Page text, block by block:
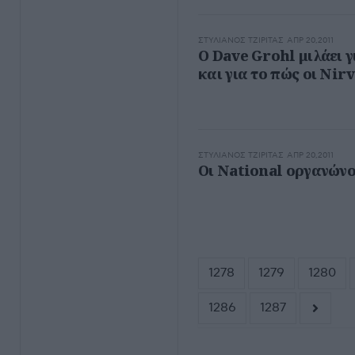
ΣΤΥΛΙΑΝΌΣ ΤΖΙΡΊΤΑΣ ΑΠΡ 20,2011
Ο Dave Grohl μιλάει
και για το πώς οι
ΣΤΥΛΙΑΝΌΣ ΤΖΙΡΊΤΑΣ ΑΠΡ 20,2011
Οι National
1278 1279 1280
1286 1287